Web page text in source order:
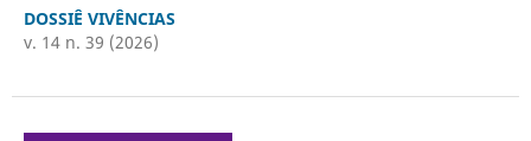
DOSSIÊ VIVÊNCIAS
v. 14 n. 39 (2026)